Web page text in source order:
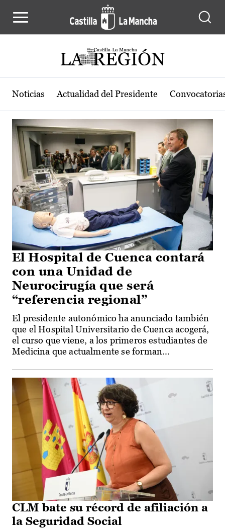
Actualidad de la región de Castilla-
Noticias Actualidad del Presidente
El Hospital de Cuenca contará
con una Unidad de
Neurocirugía que será
“referencia regional”
El presidente autonómico ha anunciado también
que el Hospital Universitario de Cuenca acogerá,
el curso que viene, a los primeros estudiantes de
Medicina que actualmente se forman...
CLM bate su récord de afiliación a
la Seguridad Social